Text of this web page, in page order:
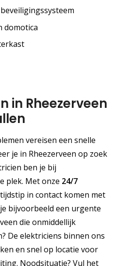
domotica
in Rheezerveen
vereisen een snelle
je in Rheezerveen op zoek
ben je bij
plek. Met onze 24/7
in contact komen met
bijvoorbeeld een urgente
die onmiddellijk
De elektriciens binnen ons
en snel op locatie voor
Noodsituatie? Vul het